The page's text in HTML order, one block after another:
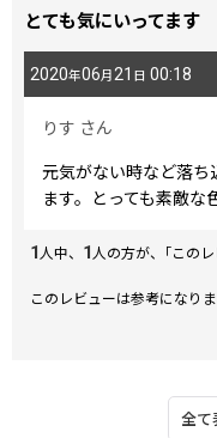
とても気にいってます
2020年06月 21 日 00:18
りす さん
元気がない時など落ち
ます。とっても素敵な
1人中、 1人の方が、｢この
このレビューは参考になり
全て